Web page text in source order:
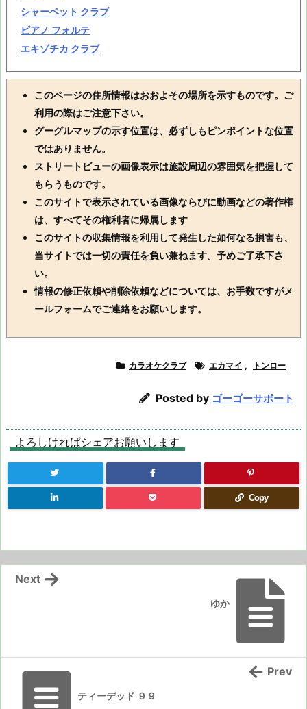
シャーベット クラブ
ピアノ フォルテ
エキゾチカ クラブ
このページの住所情報はおおよその場所を示すものです。ご
利用の際はご注意下さい。
グーグルマップの示す位置は、必ずしもピンポイントな位置
ではありません。
ストリートビューの画像表示は施設周辺の雰囲気を把握して
もらうものです。
このサイトで表示されている画像ならびに動画などの著作権
は、すべてその権利者に帰属します
このサイトの収集情報を利用して発生した如何なる損害も、
当サイトでは一切の責任を負い兼ねます。予めご了承下さ
い。
情報の修正依頼や削除依頼などについては、お手数ですがメ
ールフォームでご連絡をお願いします。
カラオケクラブ エカマイ , トンロー
Posted by ゴーゴーサポート
よろしければシェアお願いします
Copy
ゆか
Next
ティーデッド ９９
Prev